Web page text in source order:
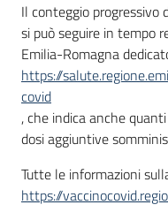
Il conteggio progressivo
si può seguire in tempo
Emilia-Romagna
https://
covid
, che indica anche
dosi aggiuntive
Tutte le informazioni
https://